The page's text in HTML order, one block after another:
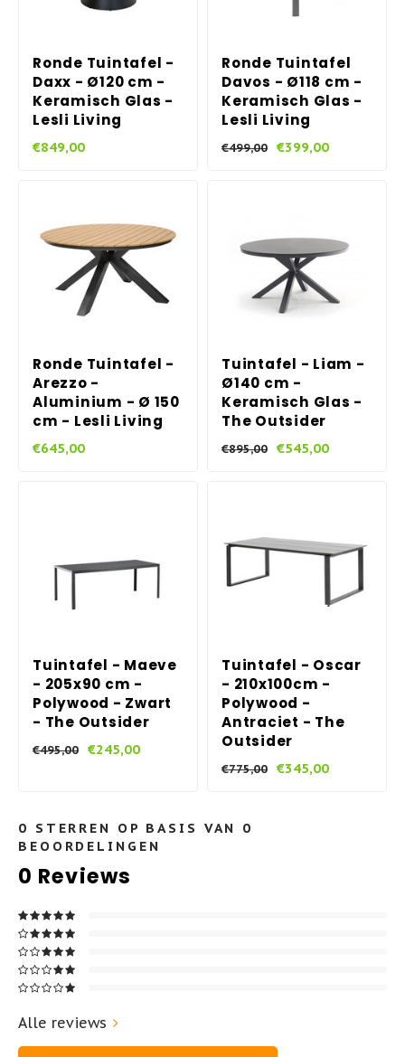
Ronde Tuintafel -
Daxx - Ø120 cm -
Keramisch Glas -
Lesli Living
€849,00
Ronde Tuintafel
Davos - Ø118 cm -
Keramisch Glas -
Lesli Living
€499,00 €399,00
Ronde Tuintafel -
Arezzo -
Aluminium - Ø 150
cm - Lesli Living
€645,00
Tuintafel - Liam -
Ø140 cm -
Keramisch Glas -
The Outsider
€895,00 €545,00
Tuintafel - Maeve
- 205x90 cm -
Polywood - Zwart
- The Outsider
€495,00 €245,00
Tuintafel - Oscar
- 210x100cm -
Polywood -
Antraciet - The
Outsider
€775,00 €345,00
0 STERREN OP BASIS VAN 0
BEOORDELINGEN
0 Reviews
Alle reviews